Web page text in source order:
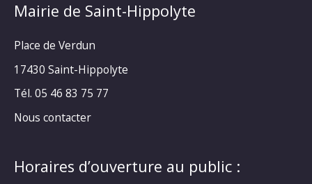
Mairie de Saint-Hippolyte
Place de Verdun
17430 Saint-Hippolyte
Tél. 05 46 83 75 77
Nous contacter
Horaires d’ouverture au public :